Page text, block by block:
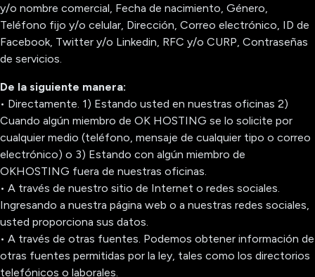
y/o nombre comercial, Fecha de nacimiento, Género,
Teléfono fijo y/o celular, Dirección, Correo electrónico, ID de
Facebook, Twitter y/o Linkedin, RFC y/o CURP, Contraseñas
de servicios.
De la siguiente manera:
• Directamente. 1) Estando usted en nuestras oficinas 2)
Cuando algún miembro de OK HOSTING se lo solicite por
cualquier medio (teléfono, mensaje de cualquier tipo o correo
electrónico) o 3) Estando con algún miembro de
OKHOSTING fuera de nuestras oficinas.
• A través de nuestro sitio de Internet o redes sociales.
Ingresando a nuestra página web o a nuestras redes sociales,
usted proporciona sus datos.
• A través de otras fuentes. Podemos obtener información de
otras fuentes permitidas por la ley, tales como los directorios
telefónicos o laborales.